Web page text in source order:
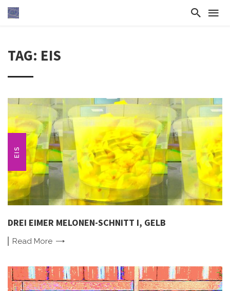
TAG: EIS
EIS
DREI EIMER MELONEN-SCHNITT I, GELB
Read More